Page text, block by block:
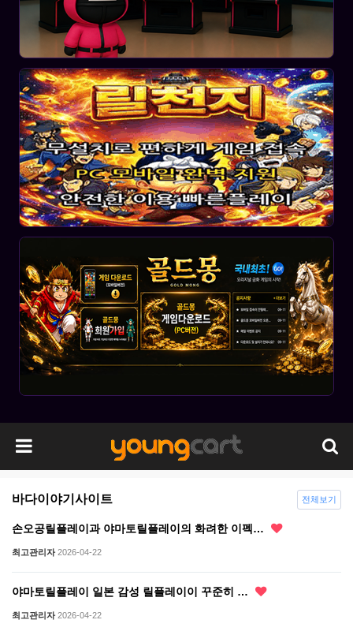
바다이야기사이트
손오공릴플레이과 야마토릴플레이의 화려한 이펙…
최고관리자 2026-04-22
야마토릴플레이 일본 감성 릴플레이이 꾸준히 …
최고관리자 2026-04-22
전체보기